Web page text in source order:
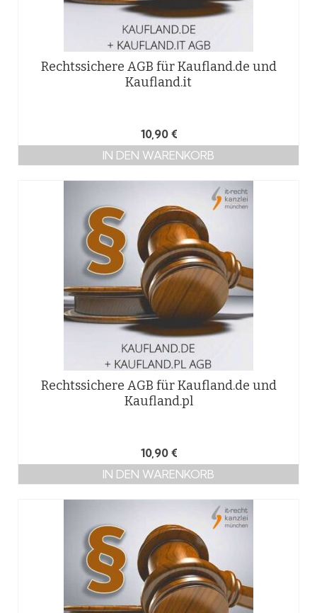
Rechtssichere AGB für Kaufland.de und
Kaufland.it
10,90 €
IN DEN WARENKORB
Rechtssichere AGB für Kaufland.de und
Kaufland.pl
10,90 €
IN DEN WARENKORB